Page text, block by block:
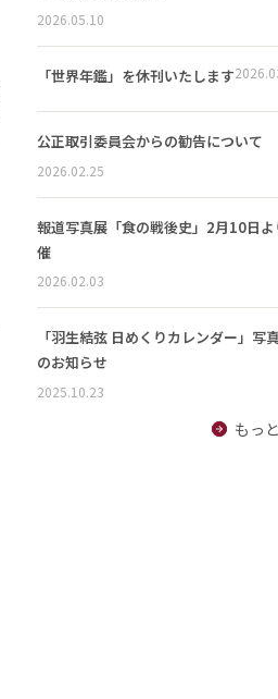
2026.05.10
「世界年鑑」を休刊いたします
公正取引委員会からの勧告について
2026.02.25
報道写真展「食の戦後史」2月10日
催
2026.02.03
「羽生結弦 日めくりカレンダー」写
のお知らせ
2025.10.23
もっ